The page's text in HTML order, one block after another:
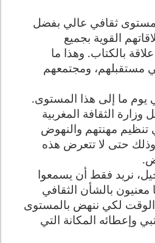
ثقافي عالي بفضل
القوية بجميع
بالكتاب. وهذا ما
مستقبلهم، ومجتمعهم
ما إلى هذا المستوى.
الثقافة المغربية
تنظيم مهنتهم والنهوض
حتى لا تتعرض هذه
نريد فقط أن يسمعوا
معنيون بالشأن الثقافي
الوقت لكي ننهض بالمستوى
وإعطائه المكانة التي